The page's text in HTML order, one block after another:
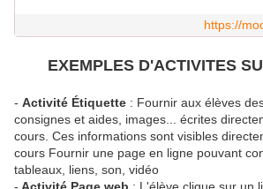
https://
EXEMPLES D'ACTIVITES
- Activité Étiquette : Fournir aux élèves
consignes et aides, images... écrites
cours. Ces informations sont visibles
cours Fournir une page en ligne pouvant
tableaux, liens, son, vidéo
- Activité Page web : L'élève clique sur un